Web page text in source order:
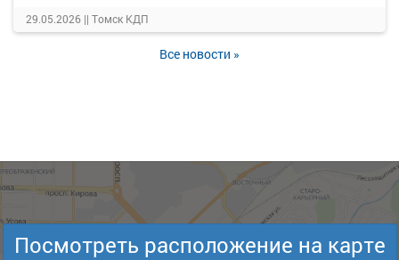
29.05.2026 || Томск КДП
Все новости »
Посмотреть расположение на карте